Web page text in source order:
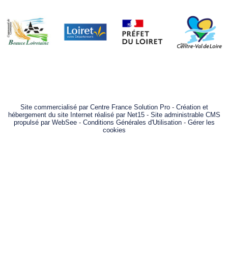
Site commercialisé par Centre France Solution Pro- Création et
hébergement du site Internet réalisé par Net15- Site administrable CMS
propulsé par WebSee- Conditions Générales d'Utilisation- Gérer les
cookies